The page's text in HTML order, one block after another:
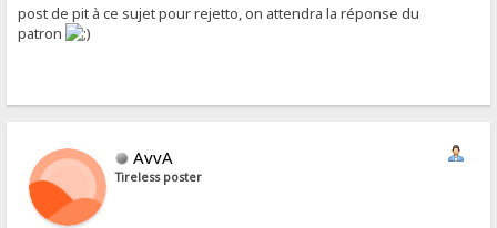
post de pit à ce sujet pour rejetto, on attendra la réponse du
patron
AvvA
Tireless poster